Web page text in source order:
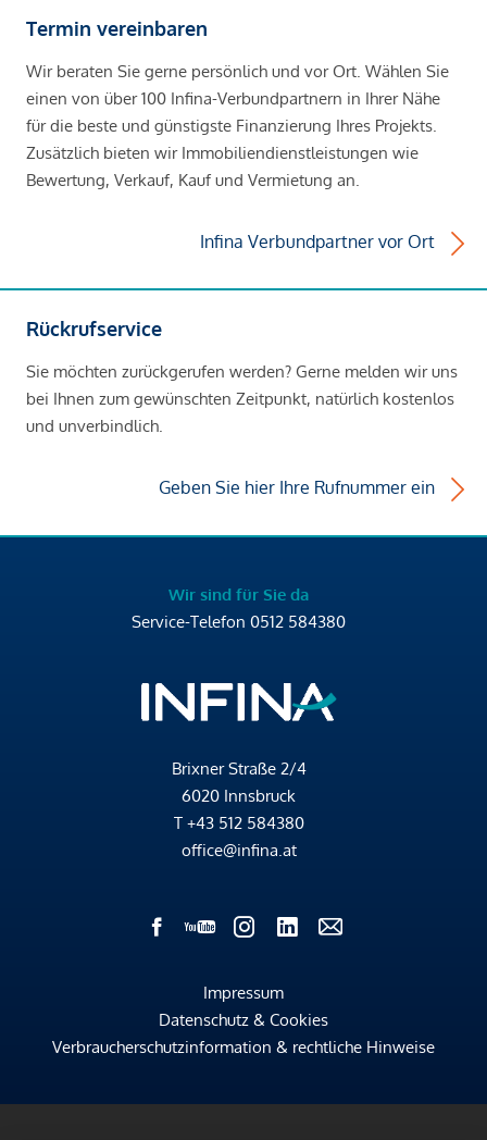
Termin vereinbaren
Wir beraten Sie gerne persönlich und vor Ort. Wählen Sie
einen von über 100 Infina-Verbundpartnern in Ihrer Nähe
für die beste und günstigste Finanzierung Ihres Projekts.
Zusätzlich bieten wir Immobiliendienstleistungen wie
Bewertung, Verkauf, Kauf und Vermietung an.
Infina Verbundpartner vor Ort
Rückrufservice
Sie möchten zurückgerufen werden? Gerne melden wir uns
bei Ihnen zum gewünschten Zeitpunkt, natürlich kostenlos
und unverbindlich.
Geben Sie hier Ihre Rufnummer ein
Wir sind für Sie da
Service-Telefon 0512 584380
Brixner Straße 2/4
6020 Innsbruck
T +43 512 584380
office@infina.at
Impressum
Datenschutz & Cookies
Verbraucherschutzinformation & rechtliche Hinweise